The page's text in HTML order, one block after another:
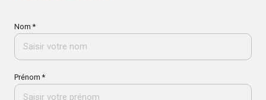
Nom *
Prénom *